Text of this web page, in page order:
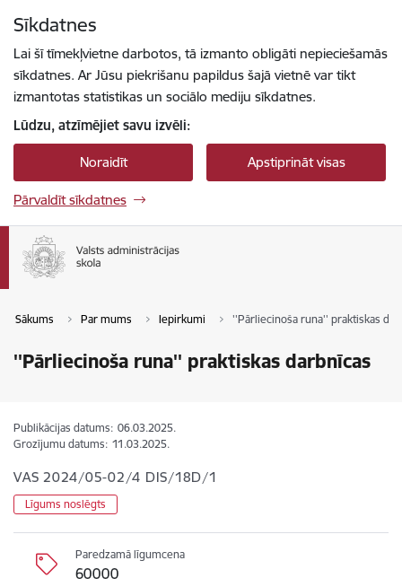
Sīkdatnes
Lai šī tīmekļvietne darbotos, tā izmanto obligāti nepieciešamās
sīkdatnes. Ar Jūsu piekrišanu papildus šajā vietnē var tikt
izmantotas statistikas un sociālo mediju sīkdatnes.
Lūdzu, atzīmējiet savu izvēli:
Noraidīt Apstiprināt visas
Pārvaldīt sīkdatnes
Sākums Par mums Iepirkumi ''Pārliecinoša runa'' praktiskas
''Pārliecinoša runa'' praktiskas darbnīcas
Publikācijas datums: 06.03.2025.
Grozījumu datums: 11.03.2025.
VAS 2024/05-02/4 DIS/18D/1
Līgums noslēgts
Paredzamā līgumcena
60000